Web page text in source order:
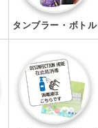
タンブラー・ボトル